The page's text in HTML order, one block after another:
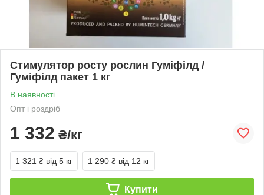
Стимулятор росту рослин Гуміфілд /
Гуміфілд пакет 1 кг
В наявності
Опт і роздріб
1 332 ₴/кг
1 321 ₴ від 5 кг 1 290 ₴ від 12 кг
Купити